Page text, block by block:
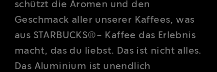
Geschmack aller unserer Kaffees, was
aus STARBUCKS®- Kaffee das Erlebnis
macht, das du liebst. Das ist nicht alles.
Das Aluminium ist unendlich